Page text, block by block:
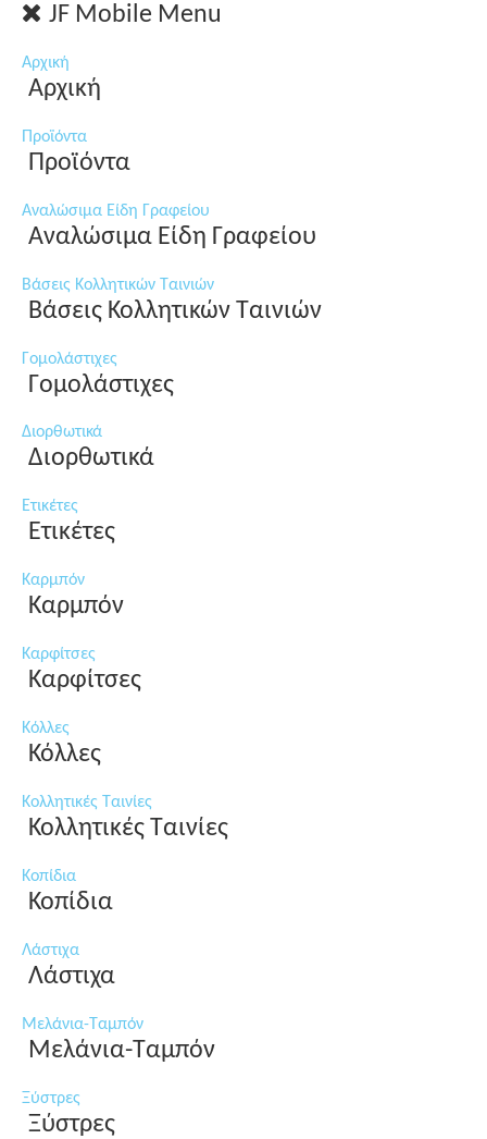
JF Mobile Menu
Αρχική
Αρχική
Προϊόντα
Προϊόντα
Αναλώσιμα Είδη Γραφείου
Αναλώσιμα Είδη Γραφείου
Βάσεις Κολλητικών Ταινιών
Βάσεις Κολλητικών Ταινιών
Γομολάστιχες
Γομολάστιχες
Διορθωτικά
Διορθωτικά
Ετικέτες
Ετικέτες
Καρμπόν
Καρμπόν
Καρφίτσες
Καρφίτσες
Κόλλες
Κόλλες
Κολλητικές Ταινίες
Κολλητικές Ταινίες
Κοπίδια
Κοπίδια
Λάστιχα
Λάστιχα
Μελάνια-Ταμπόν
Μελάνια-Ταμπόν
Ξύστρες
Ξύστρες